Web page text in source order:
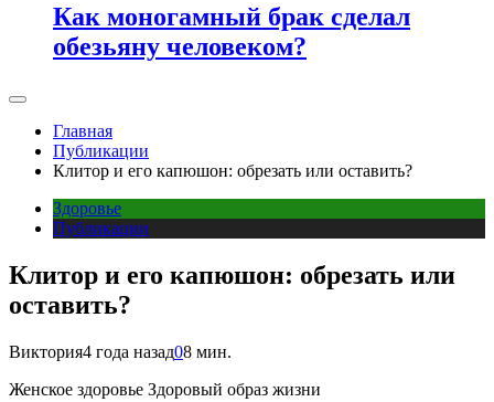
Как моногамный брак сделал
обезьяну человеком?
Главная
Публикации
Клитор и его капюшон: обрезать или оставить?
Здоровье
Публикации
Клитор и его капюшон: обрезать или
оставить?
Виктория4 года назад08 мин.
Женское здоровье Здоровый образ жизни